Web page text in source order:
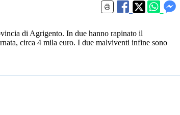
di Agrigento. In due hanno rapinato il
circa 4 mila euro. I due malviventi infine sono